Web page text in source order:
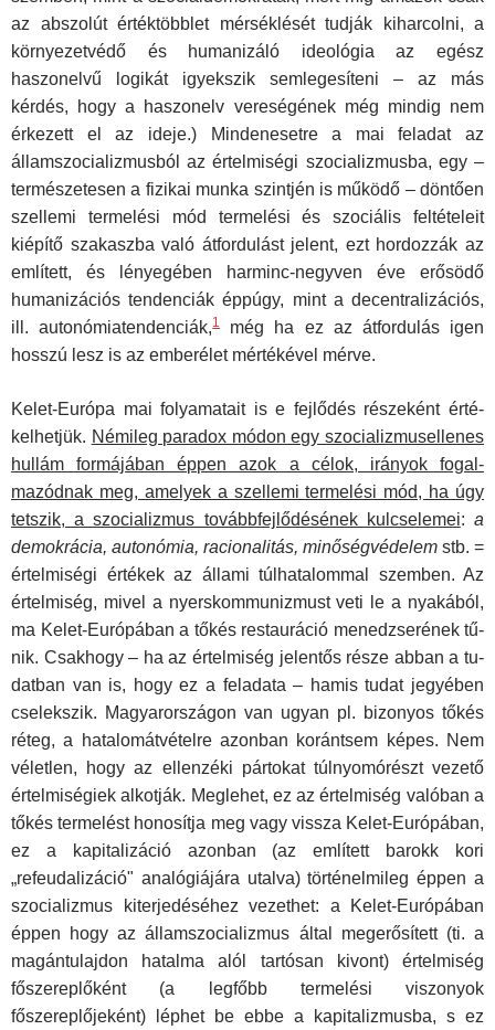
az abszolút érték­többlet mérséklését tudják kiharcolni, a
környezetvédő és hu­manizáló ideológia az egész
haszonelvű logikát igyekszik semlegesíteni – az más
kérdés, hogy a haszonelv vereségé­nek még mindig nem
érkezett el az ideje.) Mindenesetre a mai feladat az
államszocializmusból az értelmiségi szocializmus­ba, egy –
természetesen a fizikai munka szintjén is működő – döntően
szellemi termelési mód termelési és szociális feltéte­leit
kiépítő szakaszba való átfordulást jelent, ezt hordozzák az
említett, és lényegében harminc-negyven éve erősödő
humanizációs tendenciák éppúgy, mint a decentralizációs,
ill. autonómiatendenciák,1még ha ez az átfordulás igen
hosszú lesz is az emberélet mértékével mérve.
Kelet-Európa mai folyamatait is e fejlődés részeként érté­
kelhetjük. Némileg paradox módon egy szocializmuselle­nes
hullám formájában éppen azok a célok, irányok fogal­
mazódnak meg, amelyek a szellemi termelési mód, ha úgy
tetszik, a szocializmus továbbfejlődésének kulcselemei:a
demokrácia, autonómia, racionalitás, minőségvédelem stb. =
értelmiségi értékek az állami túlhatalommal szemben. Az
értelmiség, mivel a nyerskommunizmust veti le a nyakából,
ma Kelet-Európában a tőkés restauráció menedzserének tű­
nik. Csakhogy – ha az értelmiség jelentős része abban a tu­
datban van is, hogy ez a feladata – hamis tudat jegyében
cse­lekszik. Magyarországon van ugyan pl. bizonyos tőkés
réteg, a hatalomátvételre azonban korántsem képes. Nem
véletlen, hogy az ellenzéki pártokat túlnyomórészt vezető
értelmisé­giek alkotják. Meglehet, ez az értelmiség valóban a
tőkés ter­melést honosítja meg vagy vissza Kelet-Európában,
ez a kapitalizáció azonban (az említett barokk kori
„refeudalizáció" analógiájára utalva) történelmileg éppen a
szocializmus kiter­jedéséhez vezethet: a Kelet-Európában
éppen hogy az állam­szocializmus által megerősített (ti. a
magántulajdon hatalma alól tartósan kivont) értelmiség
főszereplőként (a legfőbb ter­melési viszonyok
főszereplőjeként) léphet be ebbe a kapitaliz­musba, s ez